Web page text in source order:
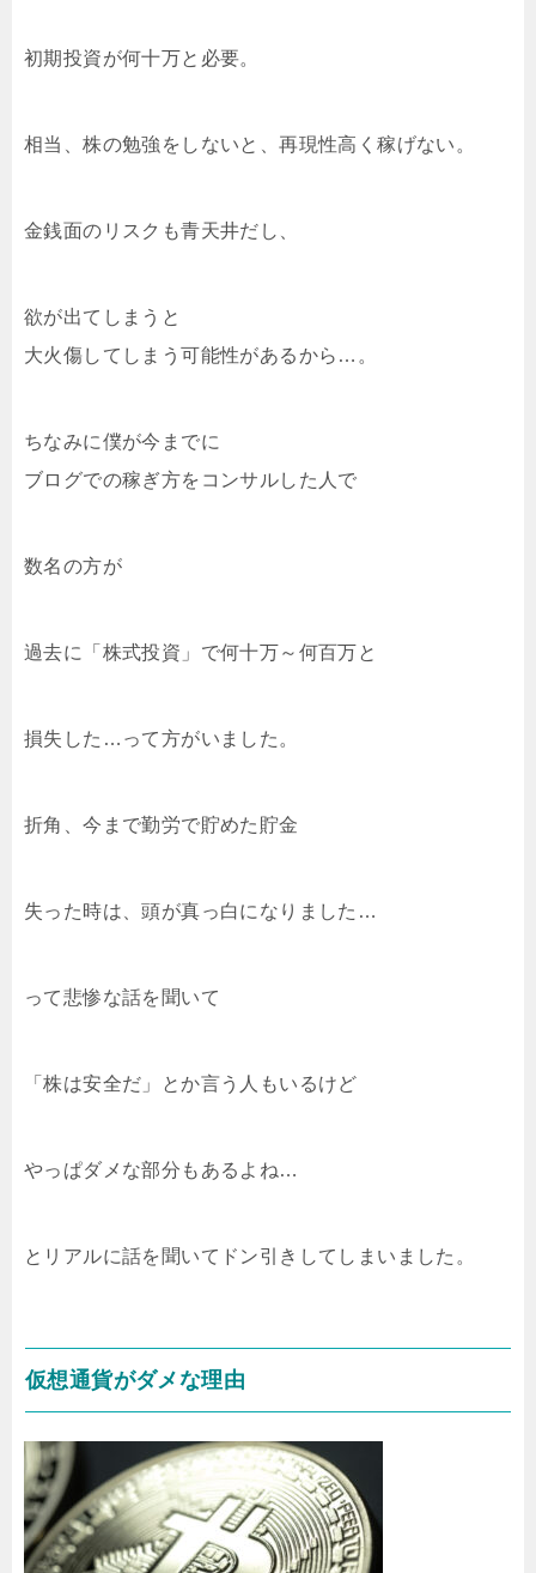
初期投資が何十万と必要。
相当、株の勉強をしないと、再現性高く稼げない。
金銭面のリスクも青天井だし、
欲が出てしまうと
大火傷してしまう可能性があるから…。
ちなみに僕が今までに
ブログでの稼ぎ方をコンサルした人で
数名の方が
過去に「株式投資」で何十万～何百万と
損失した…って方がいました。
折角、今まで勤労で貯めた貯金
失った時は、頭が真っ白になりました…
って悲惨な話を聞いて
「株は安全だ」とか言う人もいるけど
やっぱダメな部分もあるよね…
とリアルに話を聞いてドン引きしてしまいました。
仮想通貨がダメな理由